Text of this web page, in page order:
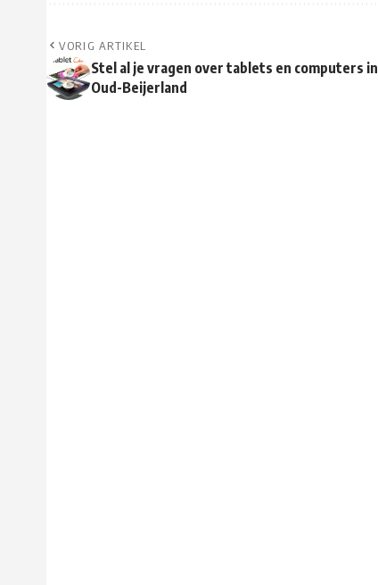
VORIG ARTIKEL
Stel al je vragen over tablets en computers in
Oud-Beijerland